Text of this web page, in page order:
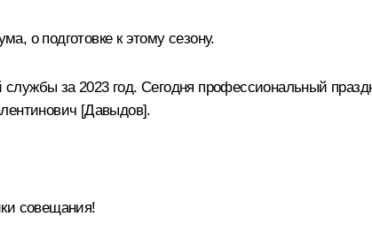
о подготовке к этому сезону.
за 2023 год. Сегодня профессиональный
[Давыдов].
совещания!